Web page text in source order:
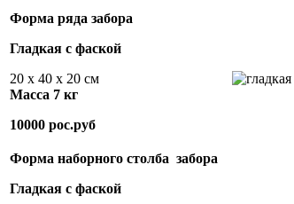
Форма ряда забора
Гладкая с фаской
20 х 40 х 20 см
Масса 7 кг
10000 рос.руб
Форма наборного столба забора
Гладкая с фаской